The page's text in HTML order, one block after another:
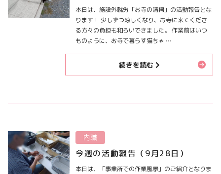
本日は、施設外就労「お寺の清掃」の活動報告とな
ります！ 少しずつ涼しくなり、お寺に来てくださ
る方々の負担も和らいできました。 作業前はいつ
ものように、お寺で暮らす猫ちゃ …
続きを読む
内職
今週の活動報告（9月28日）
本日は、「事業所での作業風景」のご紹介となりま